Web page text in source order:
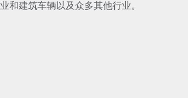
和建筑车辆以及众多其他行业。